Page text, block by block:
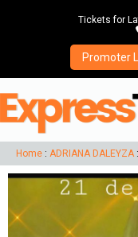
Tickets for
Promoter
Home : ADRIANA DALEYZA :